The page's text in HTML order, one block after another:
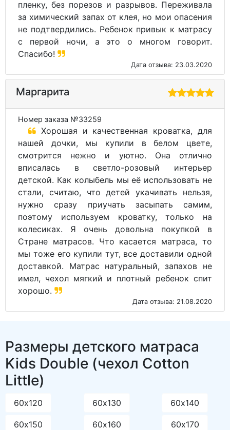
пленку, без порезов и разрывов. Переживала
за химический запах от клея, но мои опасения
не подтвердились. Ребенок привык к матрасу
с первой ночи, а это о многом говорит.
Спасибо!
Дата отзыва: 23.03.2020
Маргарита
Номер заказа №33259
Хорошая и качественная кроватка, для
нашей дочки, мы купили в белом цвете,
смотрится нежно и уютно. Она отлично
вписалась в светло-розовый интерьер
детской. Как колыбель мы её использовать не
стали, считаю, что детей укачивать нельзя,
нужно сразу приучать засыпать самим,
поэтому используем кроватку, только на
колесиках. Я очень довольна покупкой в
Стране матрасов. Что касается матраса, то
мы тоже его купили тут, все доставили одной
доставкой. Матрас натуральный, запахов не
имел, чехол мягкий и плотный ребенок спит
хорошо.
Дата отзыва: 21.08.2020
Размеры детского матраса
Kids Double (чехол Cotton
Little)
60х120 60х130 60х140
60х150 60х160 60х170